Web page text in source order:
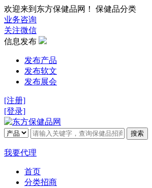
欢迎来到东方保健品网！ 保健品分类
业务咨询
关注微信
信息发布
发布产品
发布软文
发布展会
[注册]
[登录]
搜索
我要代理
首页
分类招商